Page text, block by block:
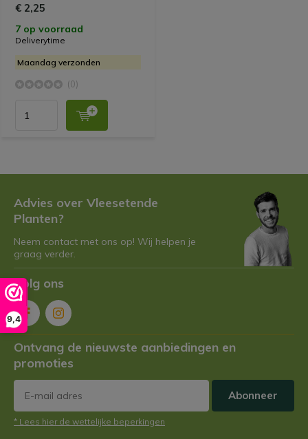
9,4
€ 2,25
7 op voorraad
Deliverytime
Maandag verzonden
(0)
Advies over Vleesetende
Planten?
Neem contact met ons op! Wij helpen je
graag verder.
Volg ons
Ontvang de nieuwste aanbiedingen en
promoties
Abonneer
* Lees hier de wettelijke beperkingen